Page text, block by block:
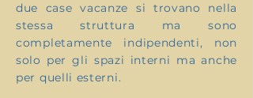
due case vacanze si trovano nella
stessa struttura ma sono
completamente indipendenti, non
solo per gli spazi interni ma anche
per quelli esterni.